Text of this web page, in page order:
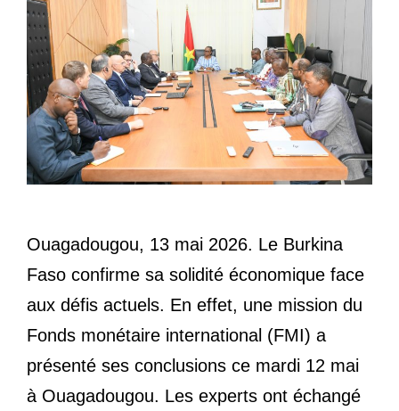
Ouagadougou, 13 mai 2026. Le Burkina
Faso confirme sa solidité économique face
aux défis actuels. En effet, une mission du
Fonds monétaire international (FMI) a
présenté ses conclusions ce mardi 12 mai
à Ouagadougou. Les experts ont échangé